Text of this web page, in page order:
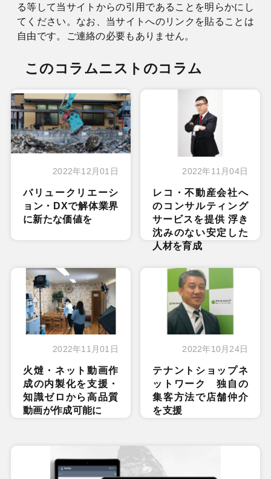
る等して当サイトからの引用であることを明らかにし
てください。なお、当サイトへのリンクを貼ることは
自由です。ご連絡の必要もありません。
このコラムニストのコラム
2022年12月01日
バリュークリエーシ
ョン・DXで解体業界
に新たな価値を
2022年11月04日
レコ・不動産会社へ
のコンサルティング
サービスを提供 浮き
沈みのない安定した
人材を育成
2022年11月01日
火燵・ネット動画作
成の内製化を支援・
知識ゼロから高品質
動画が作成可能に
2022年10月24日
テナントショップネ
ットワーク 独自の
集客方法で店舗仲介
を支援